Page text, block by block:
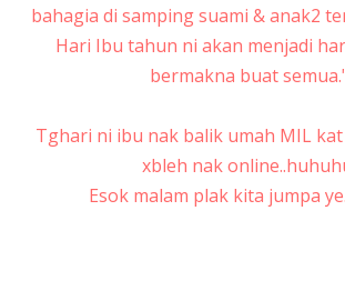
bahagia di samping suami & anak2
Hari Ibu tahun ni akan menjadi
bermakna buat
Tghari ni ibu nak balik umah MIL kat
xbleh nak
Esok malam plak kita jumpa